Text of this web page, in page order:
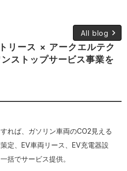
All blog keyboard_arrow_right
リース × アークエルテク
ストップサービス事業を
れば、ガソリン車両のCO2見える
定、EV車両リース、EV充電器設
括でサービス提供。